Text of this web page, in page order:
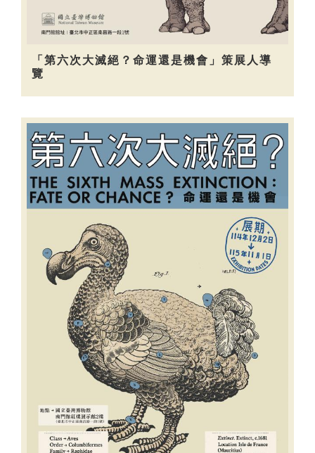
「第六次大滅絕？命運還是機會」策展人導
覽